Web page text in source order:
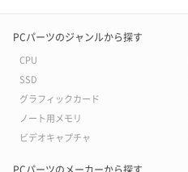
PCパーツのジャンルから探す
CPU
SSD
グラフィックカード
ノート用メモリ
ビデオキャプチャ